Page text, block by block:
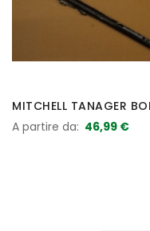
MITCHELL TANAGER
A partire da 46,99 €